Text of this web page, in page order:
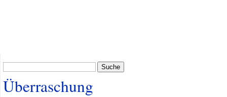
Suche
Überraschung